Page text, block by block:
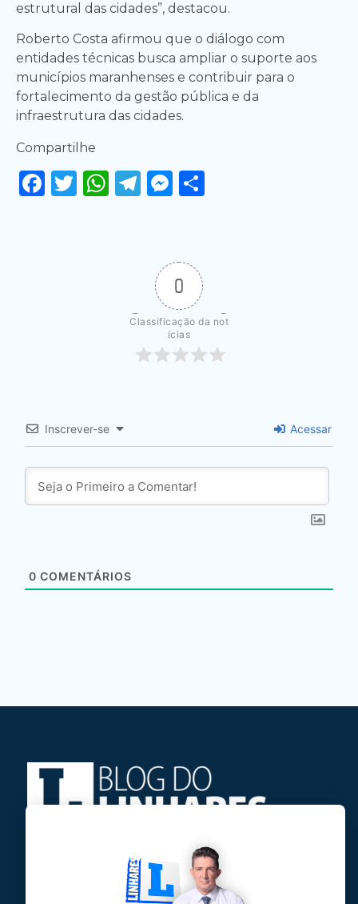
estrutural das cidades”, destacou.
Roberto Costa afirmou que o diálogo com
entidades técnicas busca ampliar o suporte aos
municípios maranhenses e contribuir para o
fortalecimento da gestão pública e da
infraestrutura das cidades.
Compartilhe
Facebook
Twitter
WhatsApp
Telegram
Messenger
0
Classificação da not
ícias
Inscrever-se Acessar
0 COMENTÁRIOS
Jose Linhares Jr é maranhense.
Formado em Jornalismo, estudou filosofia